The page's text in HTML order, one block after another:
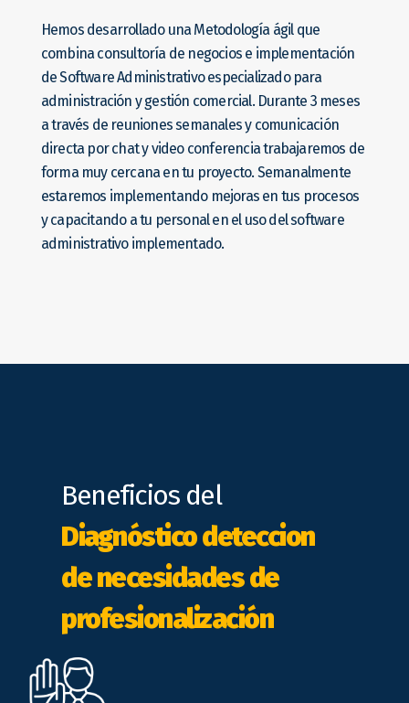
Hemos desarrollado una Metodología ágil que
combina consultoría de negocios e implementación
de Software Administrativo especializado para
administración y gestión comercial. Durante 3 meses
a través de reuniones semanales y comunicación
directa por chat y video conferencia trabajaremos de
forma muy cercana en tu proyecto. Semanalmente
estaremos implementando mejoras en tus procesos
y capacitando a tu personal en el uso del software
administrativo implementado.
Beneficios del
Diagnóstico deteccion
de necesidades de
profesionalización